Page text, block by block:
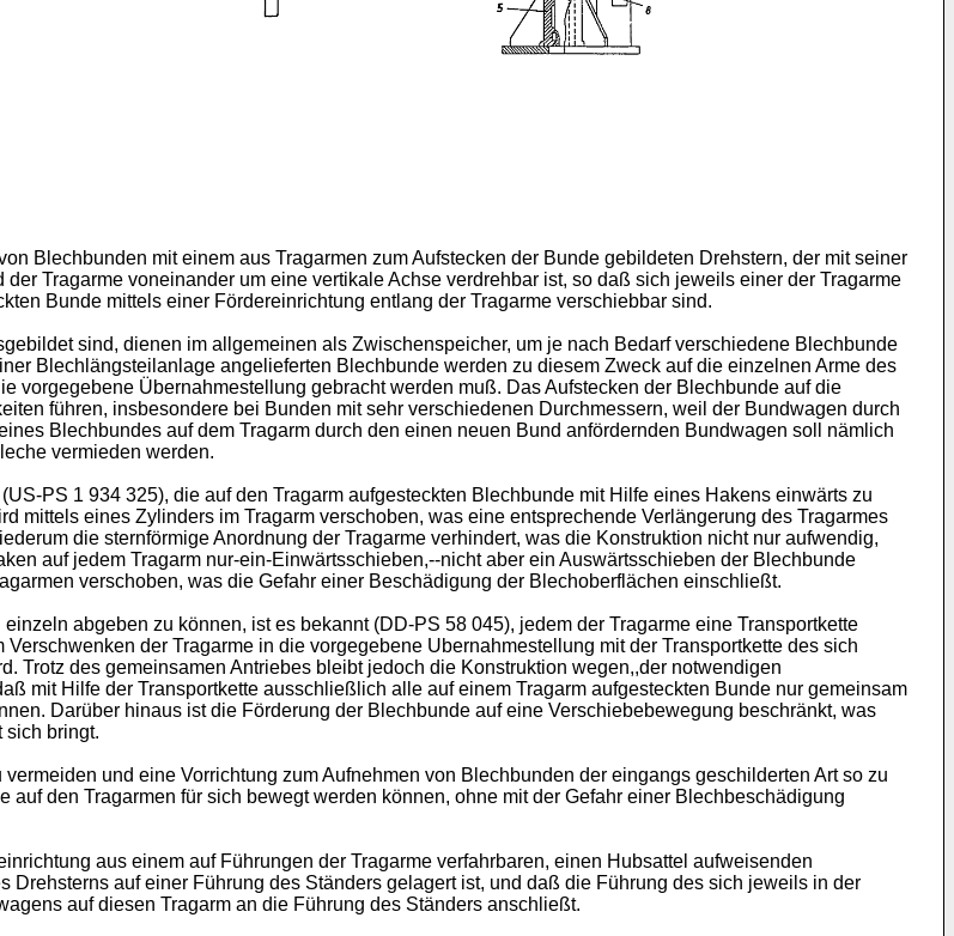
Blechbunden mit einem aus Tragarmen zum Aufstecken der Bunde gebildeten Drehstern, der mit seiner
Tragarme voneinander um eine vertikale Achse verdrehbar ist, so daß sich jeweils einer der Tragarme
Bunde mittels einer Fördereinrichtung entlang der Tragarme verschiebbar sind.
sind, dienen im allgemeinen als Zwischenspeicher, um je nach Bedarf verschiedene Blechbunde
Blechlängsteilanlage angelieferten Blechbunde werden zu diesem Zweck auf die einzelnen Arme des
vorgegebene Übernahmestellung gebracht werden muß. Das Aufstecken der Blechbunde auf die
führen, insbesondere bei Bunden mit sehr verschiedenen Durchmessern, weil der Bundwagen durch
Blechbundes auf dem Tragarm durch den einen neuen Bund anfördernden Bundwagen soll nämlich
vermieden werden.
PS 1 934 325), die auf den Tragarm aufgesteckten Blechbunde mit Hilfe eines Hakens einwärts zu
mittels eines Zylinders im Tragarm verschoben, was eine entsprechende Verlängerung des Tragarmes
die sternförmige Anordnung der Tragarme verhindert, was die Konstruktion nicht nur aufwendig,
auf jedem Tragarm nur-ein-Einwärtsschieben,--nicht aber ein Auswärtsschieben der Blechbunde
verschoben, was die Gefahr einer Beschädigung der Blechoberflächen einschließt.
abgeben zu können, ist es bekannt (DD-PS 58 045), jedem der Tragarme eine Transportkette
der Tragarme in die vorgegebene Ubernahmestellung mit der Transportkette des sich
Trotz des gemeinsamen Antriebes bleibt jedoch die Konstruktion wegen,,der notwendigen
mit Hilfe der Transportkette ausschließlich alle auf einem Tragarm aufgesteckten Bunde nur gemeinsam
Darüber hinaus ist die Förderung der Blechbunde auf eine Verschiebebewegung beschränkt, was
sich bringt.
und eine Vorrichtung zum Aufnehmen von Blechbunden der eingangs geschilderten Art so zu
den Tragarmen für sich bewegt werden können, ohne mit der Gefahr einer Blechbeschädigung
aus einem auf Führungen der Tragarme verfahrbaren, einen Hubsattel aufweisenden
auf einer Führung des Ständers gelagert ist, und daß die Führung des sich jeweils in der
auf diesen Tragarm an die Führung des Ständers anschließt.